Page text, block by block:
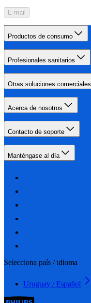
E-mail
Productos de consumo
Profesionales sanitarios
Otras soluciones comerciales
Acerca de nosotros
Contacto de soporte
Manténgase al día
Selecciona país / idioma
Uruguay / Español